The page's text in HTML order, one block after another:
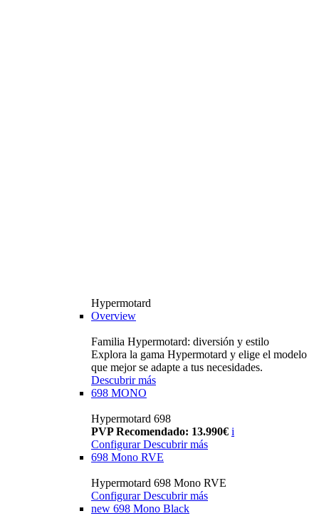
Hypermotard
Overview
Familia Hypermotard: diversión y estilo
Explora la gama Hypermotard y elige el modelo
que mejor se adapte a tus necesidades.
Descubrir más
698 MONO
Hypermotard 698
PVP Recomendado: 13.990€ i
ConfigurarDescubrir más
698 Mono RVE
Hypermotard 698 Mono RVE
Configurar Descubrir más
new 698 Mono Black